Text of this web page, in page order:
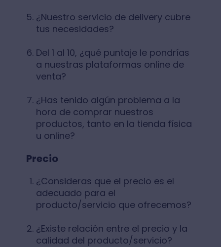
¿Nuestro servicio de delivery cubre
tus necesidades?
Del 1 al 10, ¿qué puntaje le pondrías
a nuestras plataformas online de
venta?
¿Has tenido algún problema a la
hora de comprar nuestros
productos, tanto en la tienda física
u online?
Precio
¿Consideras que el precio es el
adecuado para el
producto/servicio que ofrecemos?
¿Existe relación entre el precio y la
calidad del producto/servicio?